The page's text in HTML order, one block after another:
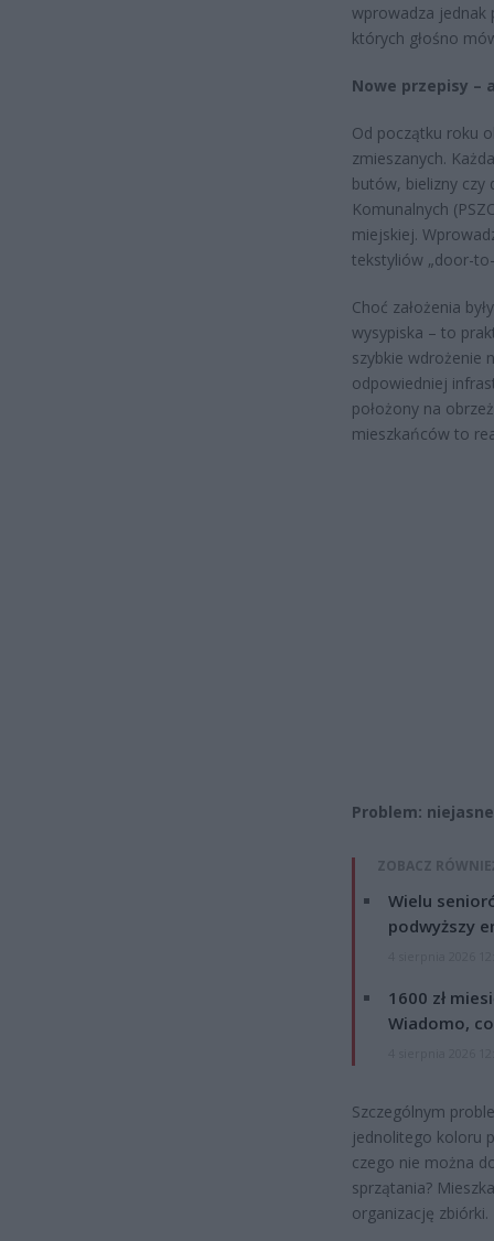
wprowadza jednak
których głośno
Nowe przepisy –
Od początku roku
zmieszanych.
butów, bielizny czy
Komunalnych
miejskiej.
tekstyliów „door-
Choć założenia
wysypiska – to
szybkie wdrożenie
odpowiedniej
położony na
mieszkańców to
Problem:
ZOBACZ
Wielu
podwyższy
1600 zł
Wiadomo,
Szczególnym
jednolitego koloru
czego nie można
sprzątania?
organizację zbiórki.